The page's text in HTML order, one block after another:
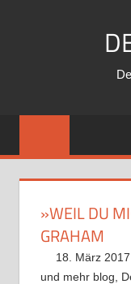
»WEIL DU
GRAHAM
18. März 2017
und mehr blog